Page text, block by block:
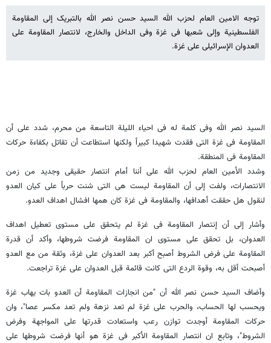
توجه الامین العام لحزب الله السید حسن نصر الله بالتبریک إلى المقاومة
الفلسطینیة وإلى شعبها فی غزة وفی الداخل والخارج، لانتصار المقاومة على
العدوان الإسرائیلی على غزة.
السید نصر الله وفی کلمة له فی احیاء اللیلة التاسعة من محرم، شدد على أن
المقاومة فی غزة التی فقدت شهیدا کبیراً ولکنها استطاعت أن تقاتل بکفاءة حرکات
المقاومة فی المنطقة.
وشدد الأمین العام لحزب الله على أننا أمام انتصار حقیقی وجدید من زمن
الانتصارات، ولفت إلى أن المقاومة لیست هی التی شنت حرباً على کیان العدو
لنقول هل حققت أهدافها، والمقاومة فی غزة کان همها افشال اهداف العدو.
وأشار إلى أن إنتصار المقاومة فی غزة لم یتحقق على مستوى تعطیل اهداف
العدوان، بل تحقق على مستوى ان المقاومة فرضت شروطها، وأکد أن قدرة
المقاومة على فرض الشروط أصبح أکبر بعد العدوان على غزة، وثقة من مع العدو
أصبحت أقل به، وقوة الردع التی کانت قائمة قبل العدوان على غزة تراجعت.
وأضاف السید حسن نصر الله أن "من انجازات المقاومة أن العدو بات یهاب غزة
ویحسب لها الحساب، والحرب على غزة لم تعد نزهة ولم تعد مکسر عصا"، وان
حرکات المقاومة أوجدت توازن رعب واستعادت قدرتها على المواجهة وفرض
الشروط"، وتابع ان انتصار المقاومة الأکبر فی غزة هو أنها فرضت شروطها على